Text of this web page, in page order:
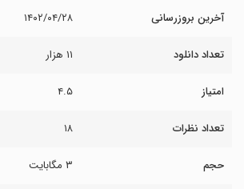
آخرین بروزرسانی ۱۴۰۲/۰۴/۲۸
تعداد دانلود ۱۱ هزار
امتیاز ۴.۵
تعداد نظرات ۱۸
حجم ۳ مگابایت